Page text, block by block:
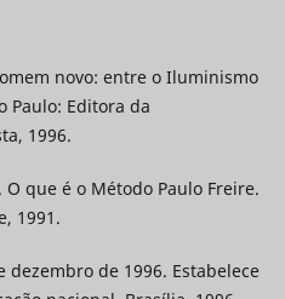
novo: entre o Iluminismo
Paulo: Editora da
1996.
O que é o Método Paulo Freire.
1991.
dezembro de 1996. Estabelece